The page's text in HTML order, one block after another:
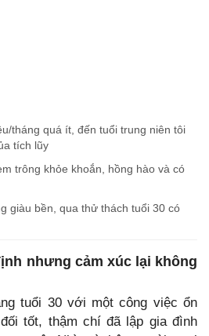
tháng quá ít, đến tuổi trung niên tôi
tích lũy
trông khỏe khoắn, hồng hào và có
giàu bền, qua thử thách tuổi 30 có
nhưng cảm xúc lại không
tuổi 30 với một công việc ổn
tốt, thậm chí đã lập gia đình